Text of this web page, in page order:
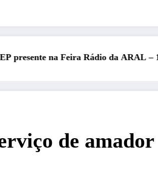
Rádio da ARAL – 11 de julho deREP
de amador